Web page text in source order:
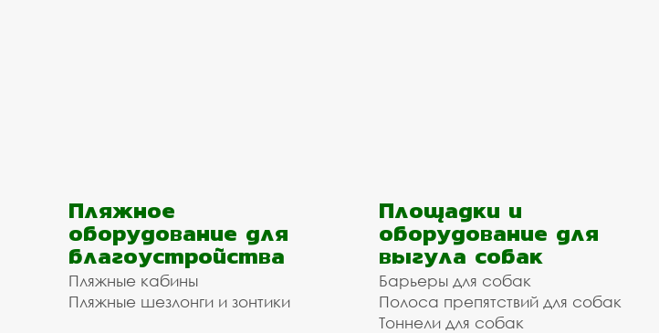
Пляжное
оборудование для
благоустройства
Пляжные кабины
Пляжные шезлонги и зонтики
Площадки и
оборудование для
выгула собак
Барьеры для собак
Полоса препятствий для собак
Тоннели для собак